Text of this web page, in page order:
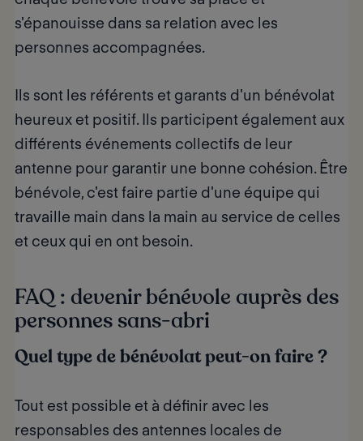
s'épanouisse dans sa relation avec les
personnes accompagnées.
Ils sont les référents et garants d'un bénévolat
heureux et positif. Ils participent également aux
différents événements collectifs de leur
antenne pour garantir une bonne cohésion. Être
bénévole, c'est faire partie d'une équipe qui
travaille main dans la main au service de celles
et ceux qui en ont besoin.
FAQ : devenir bénévole auprès des
personnes sans-abri
Quel type de bénévolat peut-on faire ?
Tout est possible et à définir avec les
responsables des antennes locales de